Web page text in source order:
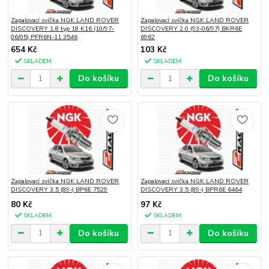
Zapalovací svíčka NGK LAND ROVER
DISCOVERY 1.8 typ 18 K16 (10/97-
06/05) PFR6N-11 3546
654 Kč
SKLADEM
Do košíku
Zapalovací svíčka NGK LAND ROVER
DISCOVERY 2.0 (93-06/97) BKR6E
6962
103 Kč
SKLADEM
Do košíku
Zapalovací svíčka NGK LAND ROVER
DISCOVERY 3.5 (89-) BP6E 7529
80 Kč
SKLADEM
Do košíku
Zapalovací svíčka NGK LAND ROVER
DISCOVERY 3.5 (89-) BPR6E 6464
97 Kč
SKLADEM
Do košíku